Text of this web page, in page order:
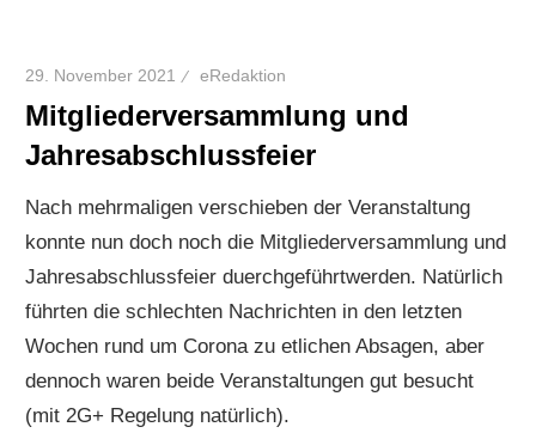
29. November 2021 eRedaktion
Mitgliederversammlung und
Jahresabschlussfeier
Nach mehrmaligen verschieben der Veranstaltung
konnte nun doch noch die Mitgliederversammlung und
Jahresabschlussfeier duerchgeführtwerden. Natürlich
führten die schlechten Nachrichten in den letzten
Wochen rund um Corona zu etlichen Absagen, aber
dennoch waren beide Veranstaltungen gut besucht
(mit 2G+ Regelung natürlich).